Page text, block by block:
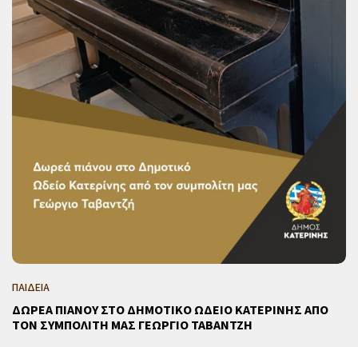
ΠΑΙΔΕΙΑ
ΔΩΡΕΑ ΠΙΑΝΟΥ ΣΤΟ ΔΗΜΟΤΙΚΟ ΩΔΕΙΟ ΚΑΤΕΡΙΝΗΣ ΑΠΟ
ΤΟΝ ΣΥΜΠΟΛΙΤΗ ΜΑΣ ΓΕΩΡΓΙΟ ΤΑΒΑΝΤΖΗ